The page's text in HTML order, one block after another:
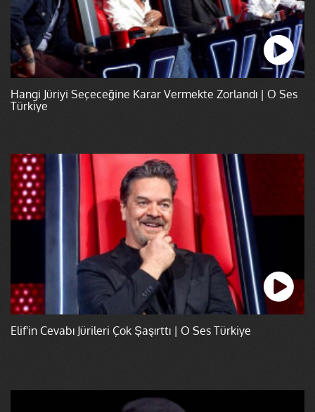
Hangi Jüriyi Seçeceğine Karar Vermekte Zorlandı | O Ses
Türkiye
Elif'in Cevabı Jürileri Çok Şaşırttı | O Ses Türkiye